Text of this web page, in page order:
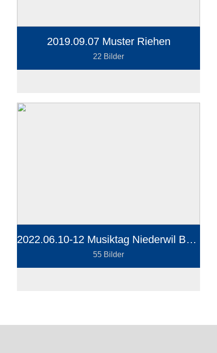
2019.09.07 Muster Riehen
22 Bilder
2022.06.10-12 Musiktag Niederwil Burger Zelt
55 Bilder